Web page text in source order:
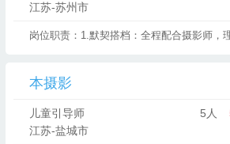
江苏-苏州市
本摄影
儿童引导师 5人
江苏-盐城市